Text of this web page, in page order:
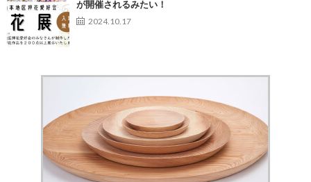
が開催されるみたい！
2024.10.17